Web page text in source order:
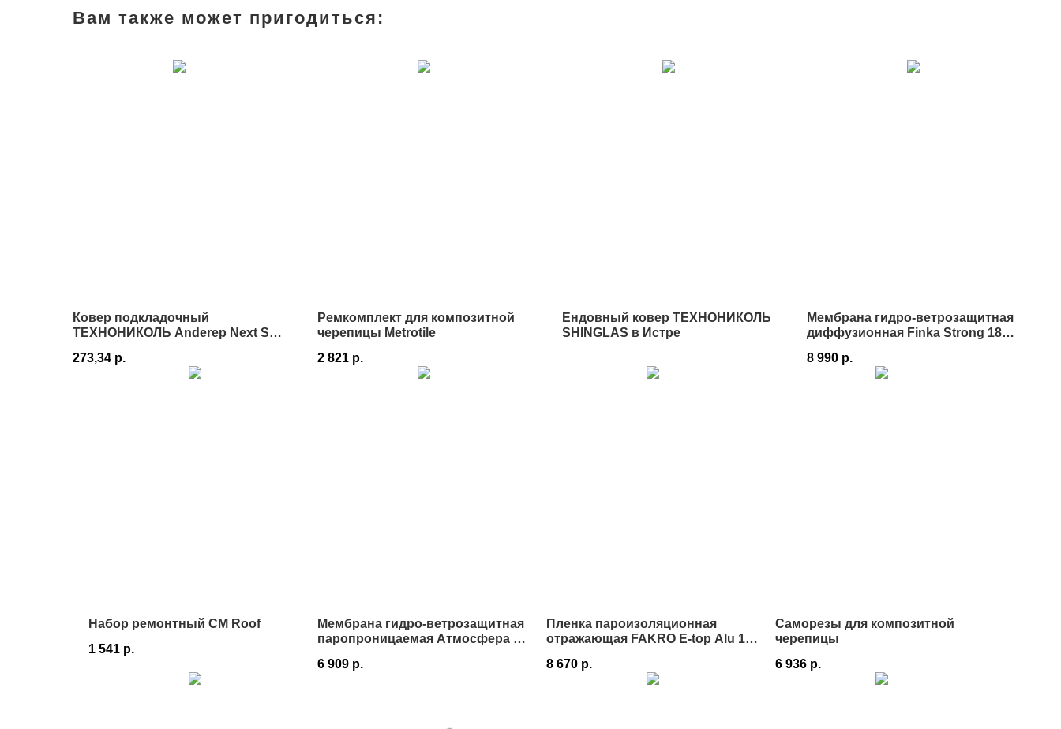
Вам также может пригодиться:
Ковер подкладочный
ТЕХНОНИКОЛЬ Anderep Next Self
273,34 р.
Ремкомплект для композитной
черепицы Metrotile
2 821 р.
Ендовный ковер ТЕХНОНИКОЛЬ
SHINGLAS в Истре
Мембрана гидро-ветрозащитная
диффузионная Finka Strong 180
8 990 р.
Набор ремонтный CM Roof
1 541 р.
Мембрана гидро-ветрозащитная
паропроницаемая Атмосфера M
6 909 р.
Пленка пароизоляционная
отражающая FAKRO E-top Alu 110
8 670 р.
Саморезы для композитной
черепицы
6 936 р.